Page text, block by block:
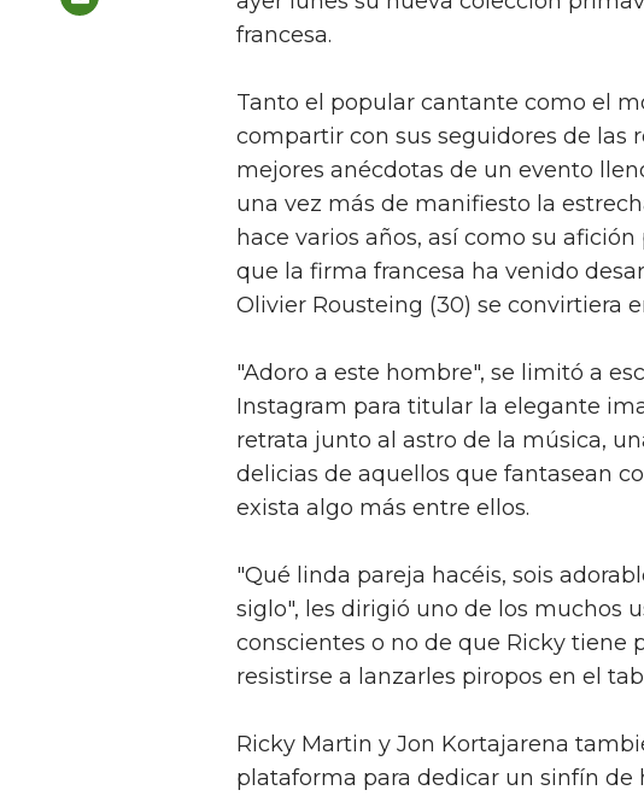
francesa.
Tanto el popular cantante como el
compartir con sus seguidores de las
mejores anécdotas de un evento
una vez más de manifiesto la
hace varios años, así como su
que la firma francesa ha venido
Olivier Rousteing (30) se convirtiera
"Adoro a este hombre", se limitó a
Instagram para titular la elegante
retrata junto al astro de la música,
delicias de aquellos que fantasean
exista algo más entre ellos.
"Qué linda pareja hacéis, sois
siglo", les dirigió uno de los muchos
conscientes o no de que Ricky tiene
resistirse a lanzarles piropos en el
Ricky Martin y Jon Kortajarena
plataforma para dedicar un sinfín de